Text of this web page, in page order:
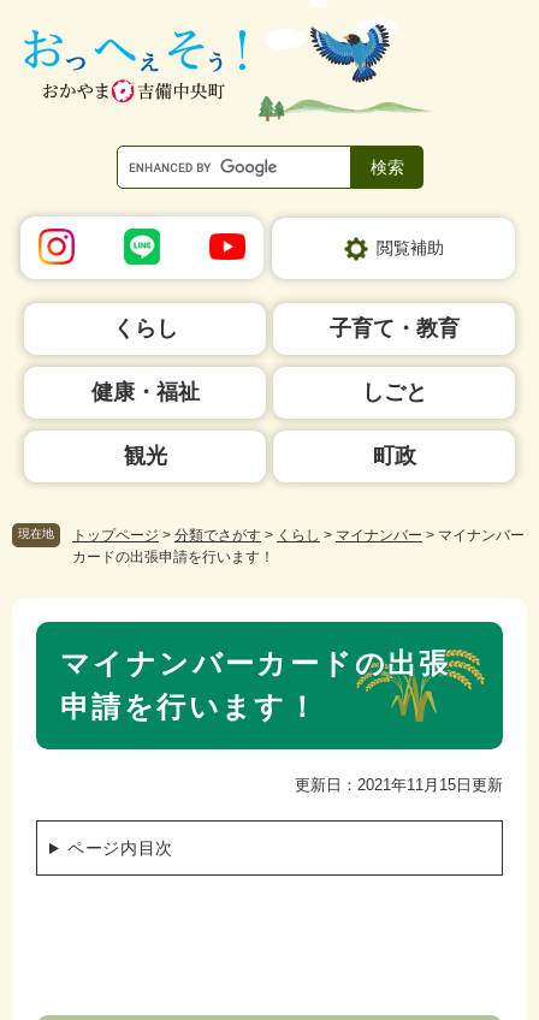
閲覧補助
くらし 子育て・教育
健康・福祉 しごと
観光 町政
現在地 トップページ > 分類でさがす > くらし > マイナンバー > マイナンバー
カードの出張申請を行います！
本
マイナンバーカードの出張
申請を行います！
更新日：2021年11月15日更新
ページ内目次